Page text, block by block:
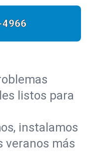
listos para
instalamos
veranos más